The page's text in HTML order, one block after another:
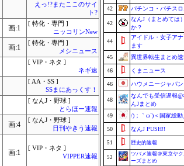
えっ!?またここのサイ
ト?
画:1
[ 特化・専門 ]
ニッコリンNew
画:1
[ 特化・専門 ]
メシニュース
[ VIP・ネタ ]
ネギ速
[ AA・SS ]
SSまにあっくす！
[ なんJ・野球 ]
とらほー速報
画:4
[ なんJ・野球 ]
日刊やきう速報
画:1
[ VIP・ネタ ]
VIPPER速報
42
パチンコ・パチスロ
42
なんJ（まとめては
か？
44
アイドル・女子ア
ます
45
異世界転生まとめ速
46 くまニュース
46 ハウメニージャパン
48
なんでも受信遅報@
んJまとめ
49
/)；｀ω´)＜国家総動
50 なんJ PUSH!!
51 歴史的速報
52
ツバメ速報＠東京ヤ
ーズまとめ